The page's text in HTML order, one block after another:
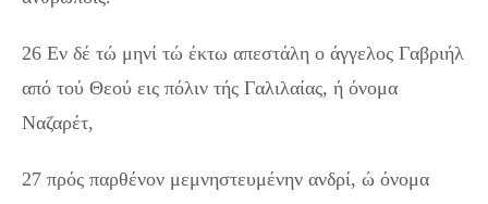
26 Εν δέ τώ μηνί τώ έκτω απεστάλη ο άγγελος Γαβριήλ
από τού Θεού εις πόλιν τής Γαλιλαίας, ή όνομα
Ναζαρέτ,
27 πρός παρθένον μεμνηστευμένην ανδρί, ώ όνομα